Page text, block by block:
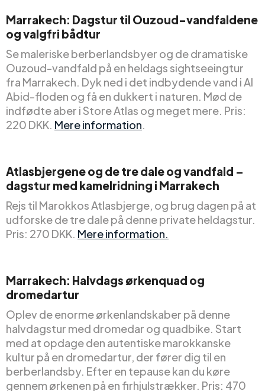
Marrakech: Dagstur til Ouzoud-vandfaldene
og valgfri bådtur
Se maleriske berberlandsbyer og de dramatiske
Ouzoud-vandfald på en heldags sightseeingtur
fra Marrakech. Dyk ned i det indbydende vand i Al
Abid-floden og få en dukkert i naturen. Mød de
indfødte aber i Store Atlas og meget mere. Pris:
220 DKK. Mere information.
Atlasbjergene og de tre dale og vandfald –
dagstur med kamelridning i Marrakech
Rejs til Marokkos Atlasbjerge, og brug dagen på at
udforske de tre dale på denne private heldagstur.
Pris: 270 DKK. Mere information.
Marrakech: Halvdags ørkenquad og
dromedartur
Oplev de enorme ørkenlandskaber på denne
halvdagstur med dromedar og quadbike. Start
med at opdage den autentiske marokkanske
kultur på en dromedartur, der fører dig til en
berberlandsby. Efter en tepause kan du køre
gennem ørkenen på en firhjulstrækker. Pris: 470